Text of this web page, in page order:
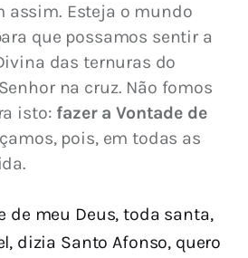
assim. Esteja o mundo
que possamos sentir a
das ternuras do
na cruz. Não fomos
isto: fazer a Vontade de
pois, em todas as
de meu Deus, toda santa,
dizia Santo Afonso, quero